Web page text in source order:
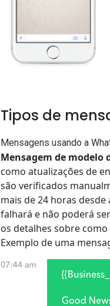
Tipos de
Mensagens usando a
Mensagem de modelo
como atualizações de
são verificados
mais de 24 horas
falhará e não poderá
os detalhes sobre
Exemplo de uma